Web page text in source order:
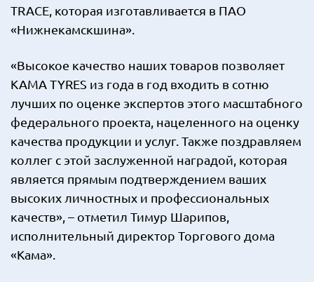
TRACE, которая изготавливается в ПАО
«Нижнекамскшина».
«Высокое качество наших товаров позволяет
KAMA TYRES из года в год входить в сотню
лучших по оценке экспертов этого масштабного
федерального проекта, нацеленного на оценку
качества продукции и услуг. Также поздравляем
коллег с этой заслуженной наградой, которая
является прямым подтверждением ваших
высоких личностных и профессиональных
качеств», – отметил Тимур Шарипов,
исполнительный директор Торгового дома
«Кама».